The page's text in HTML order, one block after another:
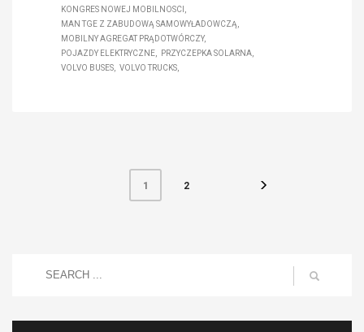
KONGRES NOWEJ MOBILNOSCI
MAN TGE Z ZABUDOWĄ SAMOWYŁADOWCZĄ
MOBILNY AGREGAT PRĄDOTWÓRCZY
POJAZDY ELEKTRYCZNE
PRZYCZEPKA SOLARNA
VOLVO BUSES
VOLVO TRUCKS
1 2